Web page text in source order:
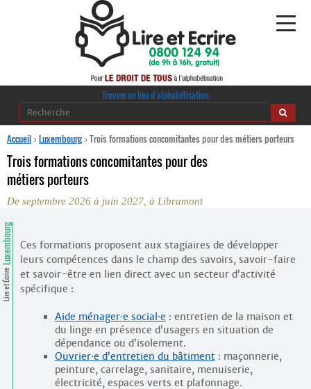
Alphabétisation
·
journaldelalpha.be
Ressources pédagogiques
Bienvenue en Belgique
Espace presse
Contacts
Trouver un lieu d’alphabétisation
Trouver un lieu d’alphabétisation
Accueil>Luxembourg>Trois formations concomitantes pour des métiers porteurs
Trois formations concomitantes pour des
métiers porteurs
De septembre 2026 à juin 2027, à Libramont
Lire et Écrire
Luxembourg
Ces formations proposent aux stagiaires de développer
leurs compétences dans le champ des savoirs, savoir-faire
et savoir-être en lien direct avec un secteur d’activité
spécifique :
Aide ménager·e social·e : entretien de la maison et
du linge en présence d’usagers en situation de
dépendance ou d’isolement.
Ouvrier·e d’entretien du bâtiment: maçonnerie,
peinture, carrelage, sanitaire, menuiserie,
électricité, espaces verts et plafonnage.